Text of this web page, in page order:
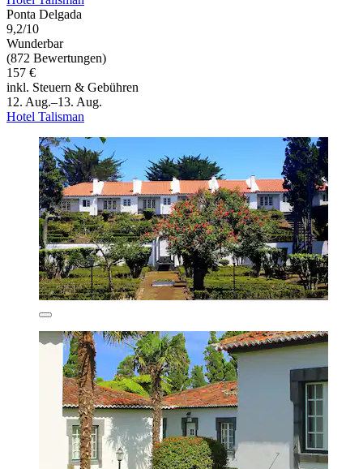
Ponta Delgada
9,2/10
Wunderbar
(872 Bewertungen)
157 €
inkl. Steuern & Gebühren
12. Aug.–13. Aug.
Hotel Talisman